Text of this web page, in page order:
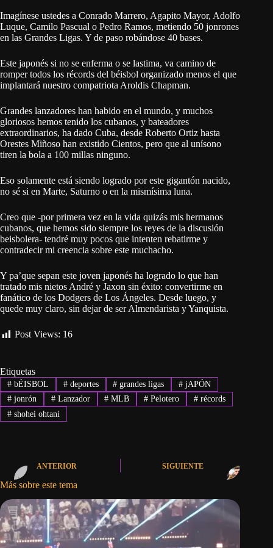
Imagínese ustedes a Conrado Marrero, Agapito Mayor, Adolfo
Luque, Camilo Pascual o Pedro Ramos, metiendo 50 jonrones
en las Grandes Ligas. Y de paso robándose 40 bases.
Este japonés si no se enferma o se lastima, va camino de
romper todos los récords del béisbol organizado menos el que
implantará nuestro compatriota Aroldis Chapman.
Grandes lanzadores han habido en el mundo, y muchos
gloriosos hemos tenido los cubanos, y bateadores
extraordinarios, ha dado Cuba, desde Roberto Ortiz hasta
Orestes Miñoso han existido Cientos, pero que al unísono
tiren la bola a 100 millas ninguno.
Eso solamente está siendo logrado por este gigantón nacido,
no sé si en Marte, Saturno o en la mismísima luna.
Creo que -por primera vez en la vida quizás mis hermanos
cubanos, que hemos sido siempre los reyes de la discusión
beisbolera- tendré muy pocos que intenten rebatirme y
contradecir mi creencia sobre este muchacho.
Y pa’que sepan este joven japonés ha logrado lo que han
tratado mis nietos André y Jaxon sin éxito: convertirme en
fanático de los Dodgers de Los Ángeles. Desde luego, y
quede muy claro, sin dejar de ser Almendarista y Yanquista.
Post Views: 16
Etiquetas
#bÉISBOL #deportes # grandes ligas # jAPÓN
#jonrón #Lanzador # MLB # Pelotero # récords
#shohei ohtani
ANTERIOR SIGUIENTE
Más sobre este tema